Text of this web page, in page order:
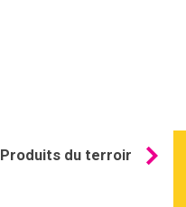
Produits du terroir